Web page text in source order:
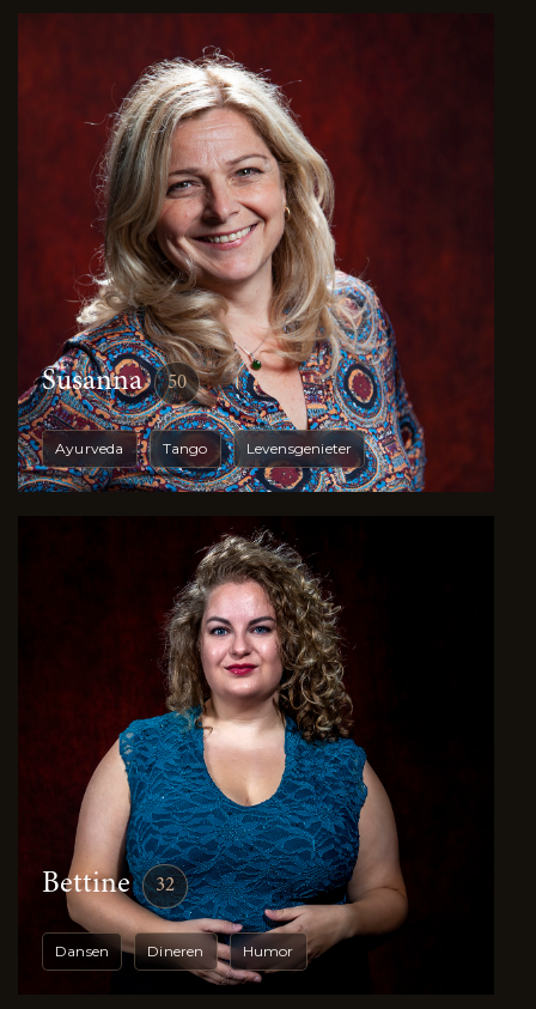
Susanna 50
Ayurveda Tango Levensgenieter
Bettine 32
Dansen Dineren Humor